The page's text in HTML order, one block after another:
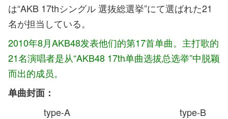
は“AKB 17thシングル 選抜総選挙”にて選ばれた21
名が担当している。
2010年8月AKB48发表他们的第17首单曲。主打歌的
21名演唱者是从“AKB48 17th单曲选拔总选举”中脱颖
而出的成员。
单曲封面：
type-A type-B